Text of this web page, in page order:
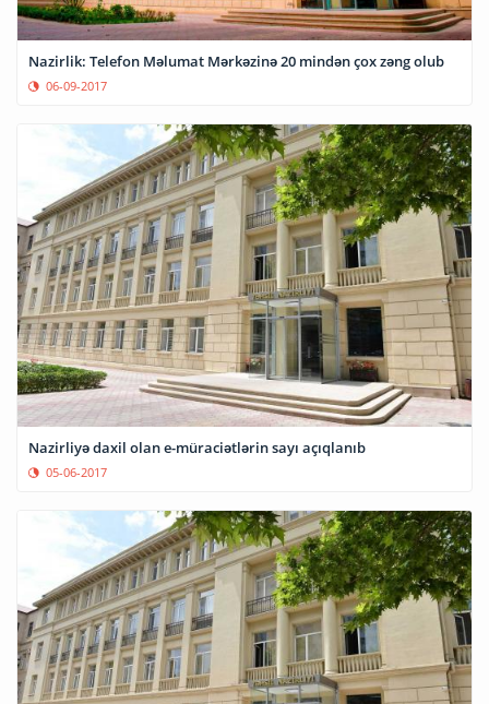
Nazirlik: Telefon Məlumat Mərkəzinə 20 mindən çox zəng olub
06-09-2017
Nazirliyə daxil olan e-müraciətlərin sayı açıqlanıb
05-06-2017